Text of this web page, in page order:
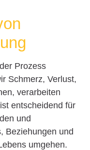
Prozess
Schmerz, Verlust,
verarbeiten
entscheidend für
und
Beziehungen und
umgehen.